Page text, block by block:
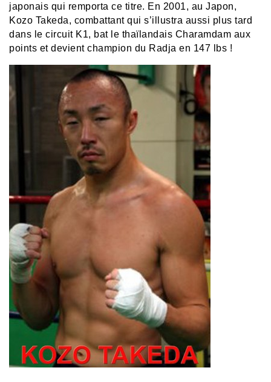
japonais qui remporta ce titre. En 2001, au Japon,
Kozo Takeda, combattant qui s’illustra aussi plus tard
dans le circuit K1, bat le thaïlandais Charamdam aux
points et devient champion du Radja en 147 lbs !